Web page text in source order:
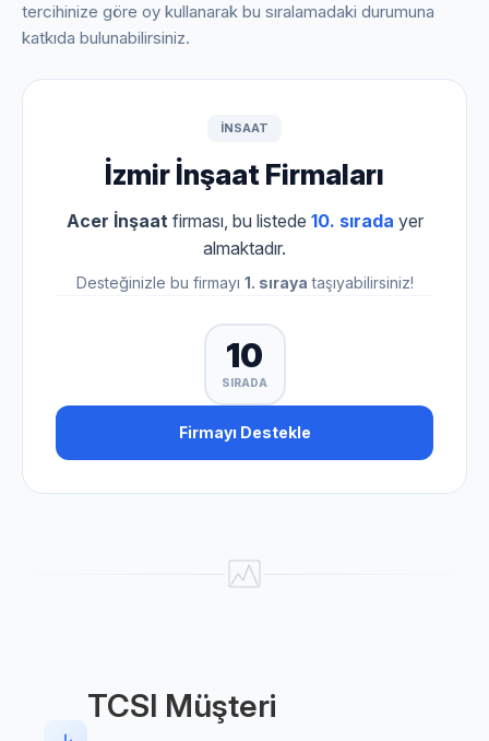
tercihinize göre oy kullanarak bu sıralamadaki durumuna
katkıda bulunabilirsiniz.
INSAAT
İzmir İnşaat Firmaları
Acer İnşaatfirması, bu listede 10. sırada yer
almaktadır.
Desteğinizle bu firmayı 1. sıraya taşıyabilirsiniz!
10
SIRADA
Firmayı Destekle
TCSI Müşteri